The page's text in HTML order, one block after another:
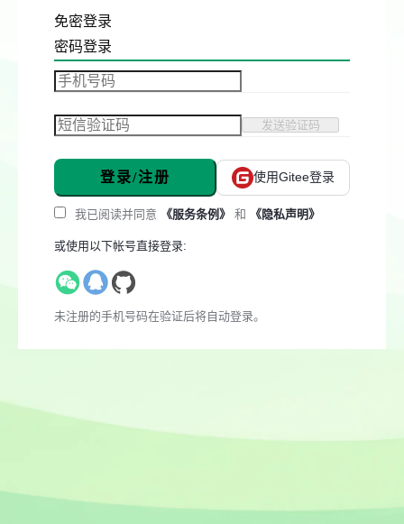
免密登录
密码登录
发送验证码
登录/注册 使用Gitee登录
我已阅读并同意 《服务条例》 和 《隐私声明》
或使用以下帐号直接登录:
未注册的手机号码在验证后将自动登录。